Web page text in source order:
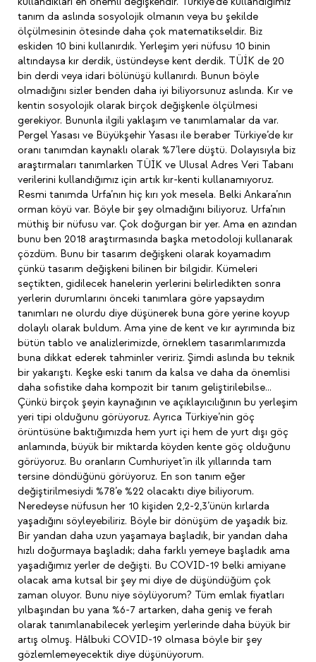
tanım da aslında sosyolojik olmanın veya bu şekilde
ölçülmesinin ötesinde daha çok matematikseldir. Biz
eskiden 10 bini kullanırdık. Yerleşim yeri nüfusu 10 binin
altındaysa kır derdik, üstündeyse kent derdik. TÜİK de 20
bin derdi veya idari bölünüşü kullanırdı. Bunun böyle
olmadığını sizler benden daha iyi biliyorsunuz aslında. Kır ve
kentin sosyolojik olarak birçok değişkenle ölçülmesi
gerekiyor. Bununla ilgili yaklaşım ve tanımlamalar da var.
Pergel Yasası ve Büyükşehir Yasası ile beraber Türkiye’de kır
oranı tanımdan kaynaklı olarak %7’lere düştü. Dolayısıyla biz
araştırmaları tanımlarken TÜİK ve Ulusal Adres Veri Tabanı
verilerini kullandığımız için artık kır-kenti kullanamıyoruz.
Resmi tanımda Urfa’nın hiç kırı yok mesela. Belki Ankara’nın
orman köyü var. Böyle bir şey olmadığını biliyoruz. Urfa’nın
müthiş bir nüfusu var. Çok doğurgan bir yer. Ama en azından
bunu ben 2018 araştırmasında başka metodoloji kullanarak
çözdüm. Bunu bir tasarım değişkeni olarak koyamadım
çünkü tasarım değişkeni bilinen bir bilgidir. Kümeleri
seçtikten, gidilecek hanelerin yerlerini belirledikten sonra
yerlerin durumlarını önceki tanımlara göre yapsaydım
tanımları ne olurdu diye düşünerek buna göre yerine koyup
dolaylı olarak buldum. Ama yine de kent ve kır ayrımında biz
bütün tablo ve analizlerimizde, örneklem tasarımlarımızda
buna dikkat ederek tahminler veririz. Şimdi aslında bu teknik
bir yakarıştı. Keşke eski tanım da kalsa ve daha da önemlisi
daha sofistike daha kompozit bir tanım geliştirilebilse…
Çünkü birçok şeyin kaynağının ve açıklayıcılığının bu yerleşim
yeri tipi olduğunu görüyoruz. Ayrıca Türkiye’nin göç
örüntüsüne baktığımızda hem yurt içi hem de yurt dışı göç
anlamında, büyük bir miktarda köyden kente göç olduğunu
görüyoruz. Bu oranların Cumhuriyet’in ilk yıllarında tam
tersine döndüğünü görüyoruz. En son tanım eğer
değiştirilmesiydi %78’e %22 olacaktı diye biliyorum.
Neredeyse nüfusun her 10 kişiden 2,2-2,3’ünün kırlarda
yaşadığını söyleyebiliriz. Böyle bir dönüşüm de yaşadık biz.
Bir yandan daha uzun yaşamaya başladık, bir yandan daha
hızlı doğurmaya başladık; daha farklı yemeye başladık ama
yaşadığımız yerler de değişti. Bu COVID-19 belki amiyane
olacak ama kutsal bir şey mi diye de düşündüğüm çok
zaman oluyor. Bunu niye söylüyorum? Tüm emlak fiyatları
yılbaşından bu yana %6-7 artarken, daha geniş ve ferah
olarak tanımlanabilecek yerleşim yerlerinde daha büyük bir
artış olmuş. Hâlbuki COVID-19 olmasa böyle bir şey
gözlemlemeyecektik diye düşünüyorum.